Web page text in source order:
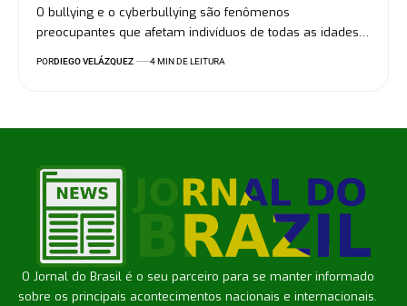
O bullying e o cyberbullying são fenômenos
preocupantes que afetam indivíduos de todas as idades…
PORDIEGO VELÁZQUEZ 4 MIN DE LEITURA
O Jornal do Brasil é o seu parceiro para se manter informado
sobre os principais acontecimentos nacionais e internacionais.